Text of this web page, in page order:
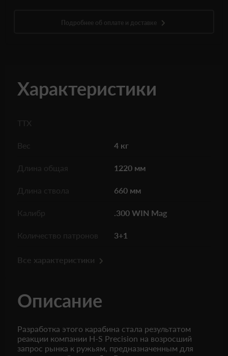
Подробнее об оплате и доставке
Характеристики
ТТХ
Вес 4 кг
Длина общая 1220 мм
Длина ствола 660 мм
Калибр .300 WIN Mag
Количество патронов 3+1
Все характеристики
Описание
Разработка этого карабина стала результатом
реакции компании H-S Precision на возросший
запрос рынка к ружьям, предназначенным для